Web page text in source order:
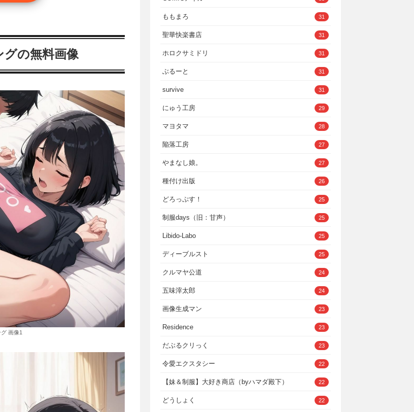
の無料画像
画像1
ももまろ 31
聖華快楽書店 31
ホロクサミドリ 31
ぶるーと 31
survive 31
にゅう工房 29
マヨタマ 28
陥落工房 27
やまなし娘。 27
種付け出版 26
どろっぷす！ 25
制服days（旧：甘声） 25
Libido-Labo 25
ディーブルスト 25
クルマヤ公道 24
五味滓太郎 24
画像生成マン 23
Residence 23
だぶるクリっく 23
令愛エクスタシー 22
【妹＆制服】大好き商店（byハマダ殿下） 22
どうしょく 22